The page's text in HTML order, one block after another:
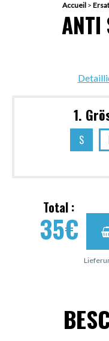
Accueil >
ANTI
1.
S
Total :
35€